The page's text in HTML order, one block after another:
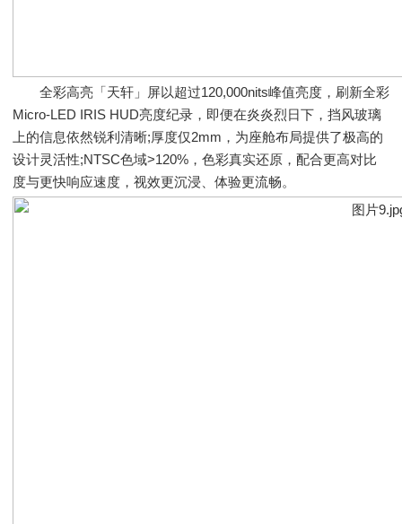
全彩高亮「天轩」屏以超过120,000nits峰值亮度，刷新全彩
Micro-LED IRIS HUD亮度纪录，即便在炎炎烈日下，挡风玻璃
上的信息依然锐利清晰;厚度仅2mm，为座舱布局提供了极高的
设计灵活性;NTSC色域>120%，色彩真实还原，配合更高对比
度与更快响应速度，视效更沉浸、体验更流畅。